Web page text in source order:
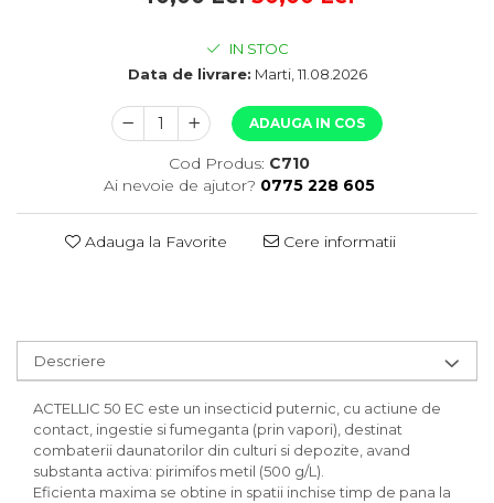
IN STOC
Data de livrare: Marti, 11.08.2026
ADAUGA IN COS
Cod Produs: C710
Ai nevoie de ajutor? 0775 228 605
Adauga la Favorite Cere informatii
Descriere
ACTELLIC 50 EC este un insecticid puternic, cu actiune de
contact, ingestie si fumeganta (prin vapori), destinat
combaterii daunatorilor din culturi si depozite, avand
substanta activa: pirimifos metil (500 g/L).
Eficienta maxima se obtine in spatii inchise timp de pana la